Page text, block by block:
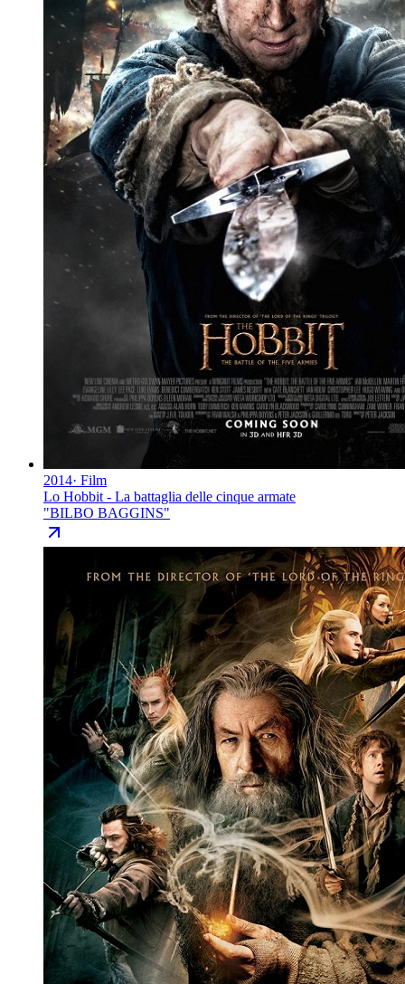
2014· Film
Lo Hobbit - La battaglia delle cinque armate
"BILBO BAGGINS"